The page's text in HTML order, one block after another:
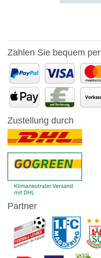
Zahlen Sie bequem per
Zustellung durch
Partner